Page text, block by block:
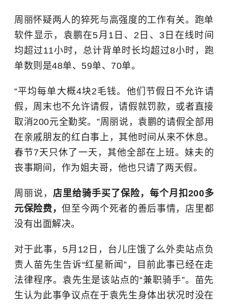
周丽怀疑两人的猝死与高强度的工作有关。跑单
软件显示，袁鹏在5月1日、2日、3日在线时间
均超过11小时，总计背单时长均超过8小时，跑
单数则是48单、59单、70单。
“平均每单大概4块2毛钱。他们节假日不允许请
假，周末也不允许请假，请假就罚款，或者直接
取消200元全勤奖。”周丽说，袁鹏的请假全部用
在亲戚朋友的红白事上，其他时间从来不休息。
春节7天只休了一天，其他全部在上班。妹夫的
丧事期间，作为姐夫哥，他也只请了两天假。
周丽说， 店里给骑手买了保险，每个月扣200多
元保险费，但至今两个死者的善后事情，店里都
没有出面解决。
对于此事，5月12日，台儿庄饿了么外卖站点负
责人苗先生告诉“红星新闻”，目前此事已经在走
法律程序。袁先生是该站点的“兼职骑手”。苗先
生认为此事争议点在于袁先生身体出状况时没在